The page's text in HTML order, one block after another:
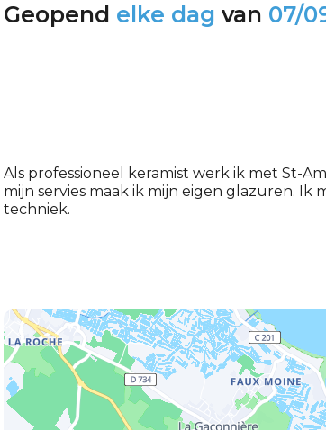
Geopend elke dag van 07/
Als professioneel keramist werk ik met St-
mijn servies maak ik mijn eigen glazuren.
techniek.